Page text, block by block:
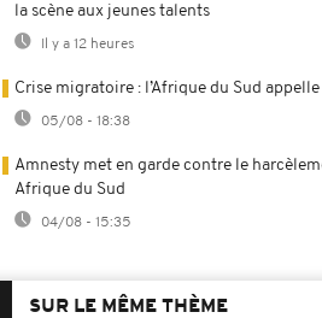
la scène aux jeunes talents
Il y a 12 heures
Crise migratoire : l’Afrique du Sud
05/08 - 18:38
Amnesty met en garde contre le
Afrique du Sud
04/08 - 15:35
SUR LE MÊME THÈME